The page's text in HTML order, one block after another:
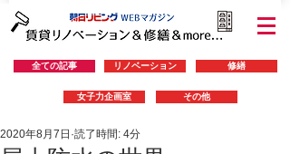
全ての記事 リノベーション 修繕
女子力企画室 その他
2020年8月7日 読了時間: 4分